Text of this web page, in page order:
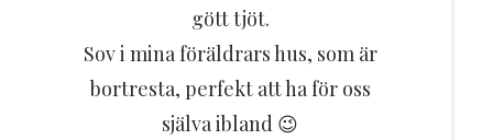
gött tjöt.
Sov i mina föräldrars hus, som är
bortresta, perfekt att ha för oss
själva ibland 😉